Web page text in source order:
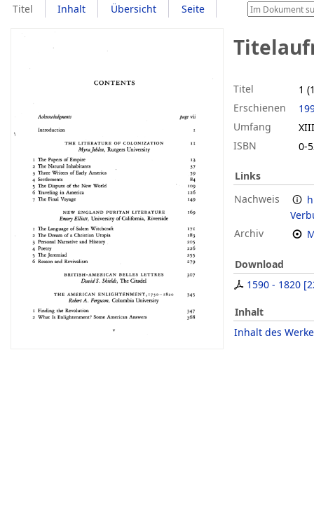
Titel Inhalt Übersicht Seite
Titel
1
Erschienen
Umfang
ISBN
0-
Links
Nachweis
Archiv
Download
1590 - 1820 [
Inhalt
Inhalt des